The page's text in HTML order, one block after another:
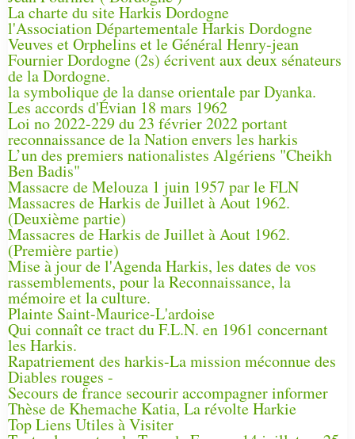
La charte du site Harkis Dordogne
l'Association Départementale Harkis Dordogne
Veuves et Orphelins et le Général Henry-jean
Fournier Dordogne (2s) écrivent aux deux sénateurs
de la Dordogne.
la symbolique de la danse orientale par Dyanka.
Les accords d'Évian 18 mars 1962
Loi no 2022-229 du 23 février 2022 portant
reconnaissance de la Nation envers les harkis
L’un des premiers nationalistes Algériens "Cheikh
Ben Badis"
Massacre de Melouza 1 juin 1957 par le FLN
Massacres de Harkis de Juillet à Aout 1962.
(Deuxième partie)
Massacres de Harkis de Juillet à Aout 1962.
(Première partie)
Mise à jour de l'Agenda Harkis, les dates de vos
rassemblements, pour la Reconnaissance, la
mémoire et la culture.
Plainte Saint-Maurice-L'ardoise
Qui connaît ce tract du F.L.N. en 1961 concernant
les Harkis.
Rapatriement des harkis-La mission méconnue des
Diables rouges -
Secours de france secourir accompagner informer
Thèse de Khemache Katia, La révolte Harkie
Top Liens Utiles à Visiter